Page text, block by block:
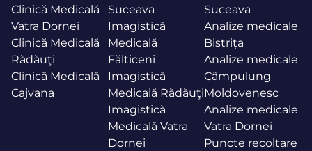
Clinică Medicală
Vatra Dornei
Clinică Medicală
Rădăuţi
Clinică Medicală
Cajvana
Suceava
Imagistică
Medicală
Fălticeni
Imagistică
Medicală Rădăuţi
Imagistică
Medicală Vatra
Dornei
Suceava
Analize medicale
Bistrița
Analize medicale
Câmpulung
Moldovenesc
Analize medicale
Vatra Dornei
Puncte recoltare